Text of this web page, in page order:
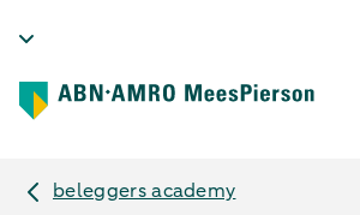
beleggers academy